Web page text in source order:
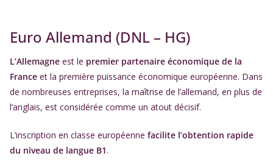
Euro Allemand (DNL – HG)
L’Allemagne est le premier partenaire économique de la
France et la première puissance économique européenne. Dans
de nombreuses entreprises, la maîtrise de l’allemand, en plus de
l’anglais, est considérée comme un atout décisif.
L’inscription en classe européenne facilite l’obtention rapide
du niveau de langue B1.